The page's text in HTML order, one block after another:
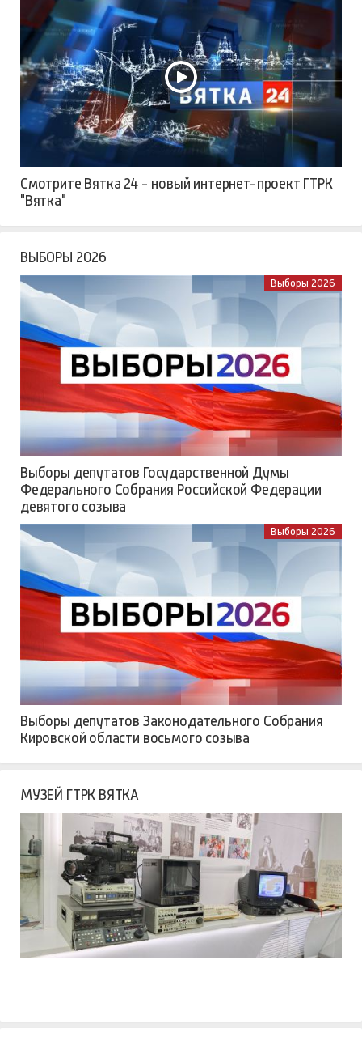
Смотрите Вятка 24 - новый интернет-проект ГТРК
"Вятка"
ВЫБОРЫ 2026
Выборы 2026
Выборы депутатов Государственной Думы
Федерального Собрания Российской Федерации
девятого созыва
Выборы 2026
Выборы депутатов Законодательного Собрания
Кировской области восьмого созыва
МУЗЕЙ ГТРК ВЯТКА